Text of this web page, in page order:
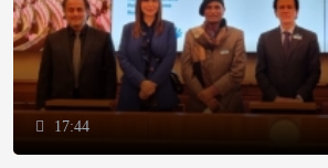
17:44